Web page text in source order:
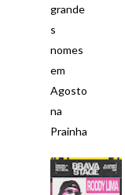
grande
s
nomes
em
Agosto
na
Prainha